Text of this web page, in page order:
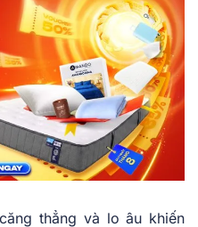
thẳng và lo âu khiến